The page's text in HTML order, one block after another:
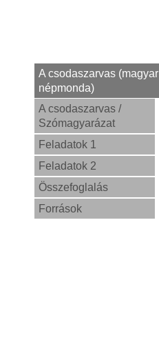
A csodaszarvas (magyar
népmonda)
A csodaszarvas /
Szómagyarázat
Feladatok 1
Feladatok 2
Összefoglalás
Források